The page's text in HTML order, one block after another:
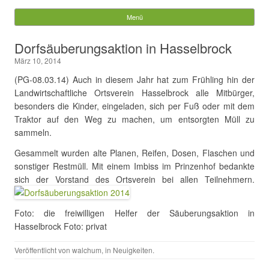
Gemeinde Walchum
nach:
Menü
Dorfsäuberungsaktion in Hasselbrock
März 10, 2014
(PG-08.03.14) Auch in diesem Jahr hat zum Frühling hin der
Landwirtschaftliche Ortsverein Hasselbrock alle Mitbürger,
besonders die Kinder, eingeladen, sich per Fuß oder mit dem
Traktor auf den Weg zu machen, um entsorgten Müll zu
sammeln.
Gesammelt wurden alte Planen, Reifen, Dosen, Flaschen und
sonstiger Restmüll. Mit einem Imbiss im Prinzenhof bedankte
sich der Vorstand des Ortsverein bei allen Teilnehmern.
Foto: die freiwilligen Helfer der Säuberungsaktion in
Hasselbrock Foto: privat
Veröffentlicht von walchum, in Neuigkeiten.